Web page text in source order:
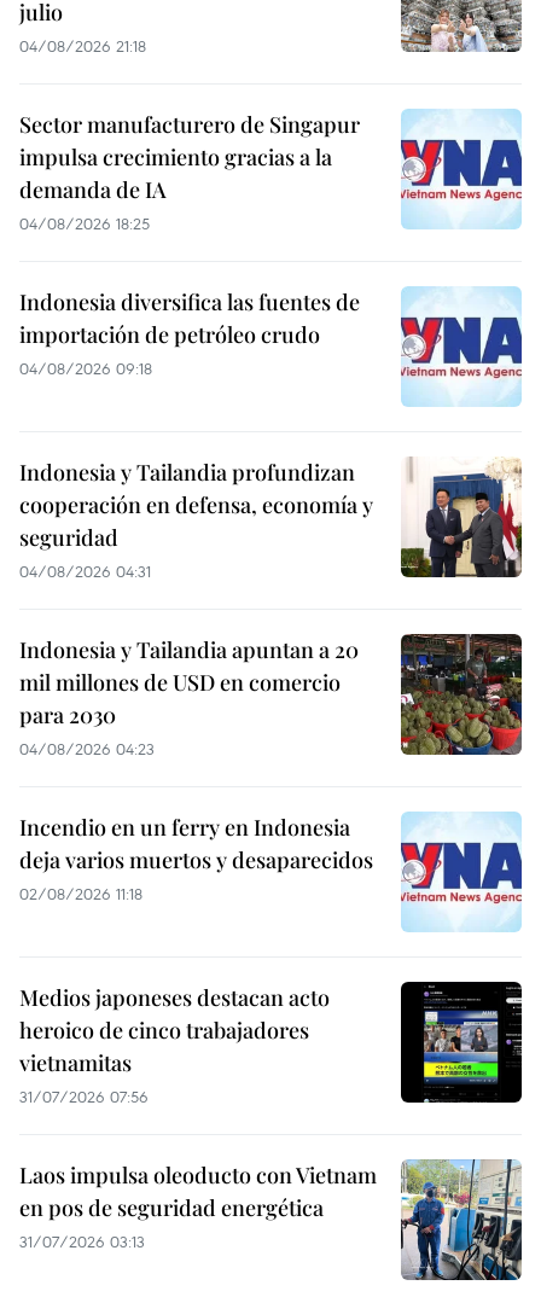
julio
04/08/2026 21:18
Sector manufacturero de Singapur
impulsa crecimiento gracias a la
demanda de IA
04/08/2026 18:25
Indonesia diversifica las fuentes de
importación de petróleo crudo
04/08/2026 09:18
Indonesia y Tailandia profundizan
cooperación en defensa, economía y
seguridad
04/08/2026 04:31
Indonesia y Tailandia apuntan a 20
mil millones de USD en comercio
para 2030
04/08/2026 04:23
Incendio en un ferry en Indonesia
deja varios muertos y desaparecidos
02/08/2026 11:18
Medios japoneses destacan acto
heroico de cinco trabajadores
vietnamitas
31/07/2026 07:56
Laos impulsa oleoducto con Vietnam
en pos de seguridad energética
31/07/2026 03:13